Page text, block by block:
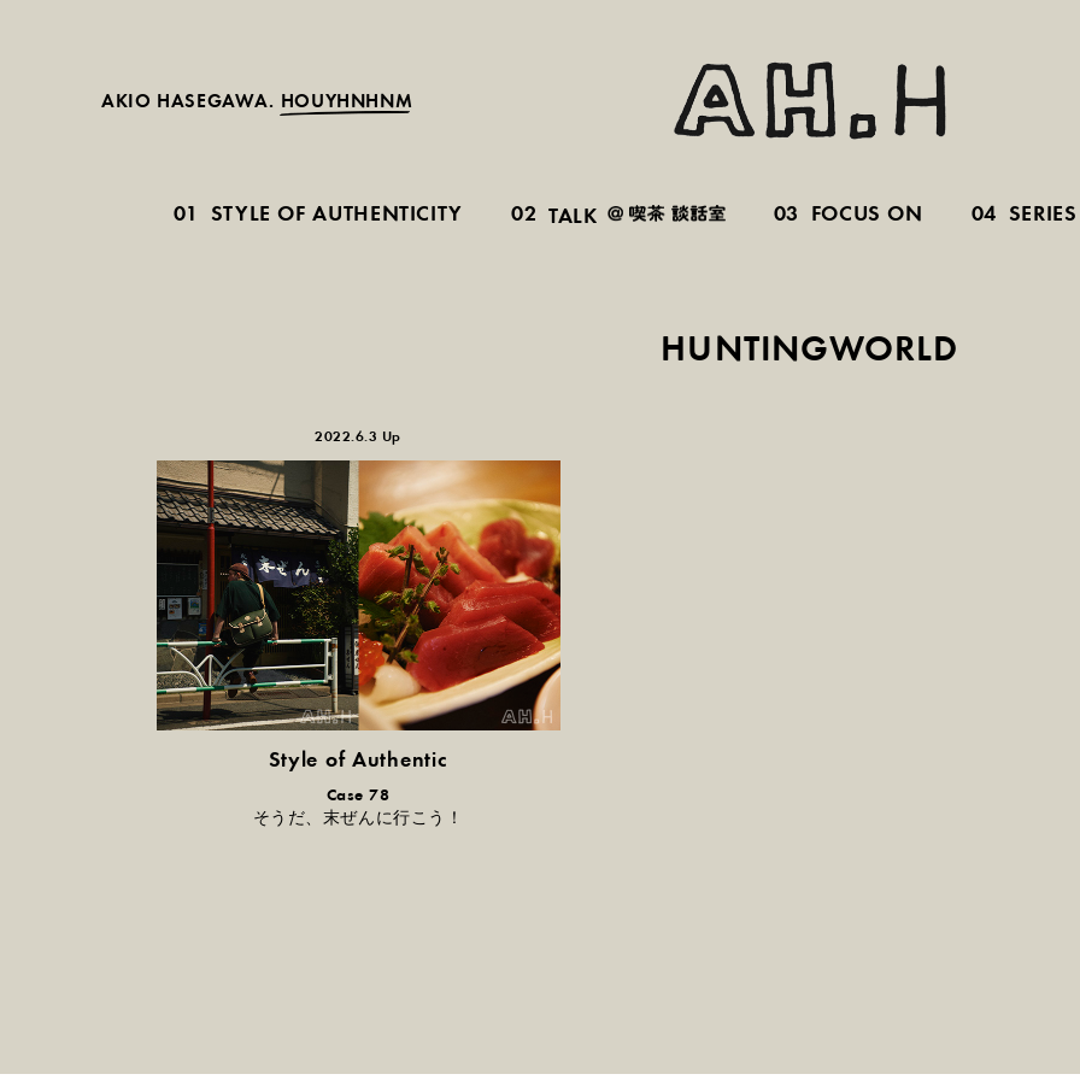
AKIO HASEGAWA. HOUYHNHNM
HUNTINGWORLD
2022.6.3 Up
Style of Authentic
普通の服、
普通のスタイル。
Case 78
そうだ、末ぜんに行こう！
01 STYLE OF AUTHENTICITY 02 TALK 03 FOCUS ON 04 SERIES